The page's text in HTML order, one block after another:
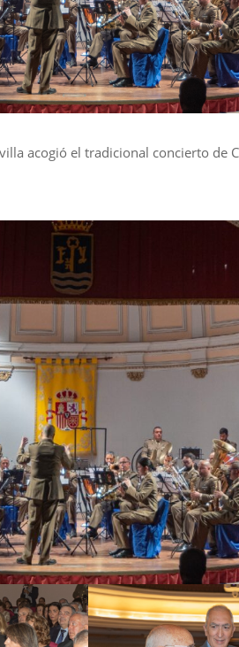
acogió el tradicional concierto de